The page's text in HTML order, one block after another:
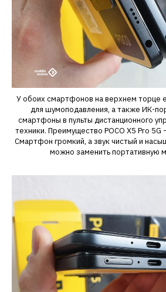
У обоих смартфонов на верхнем торце
для шумоподавления, а также ИК-
смартфоны в пульты дистанционного
техники. Преимущество POCO X5 Pro
Смартфон громкий, а звук чистый и
можно заменить портативную